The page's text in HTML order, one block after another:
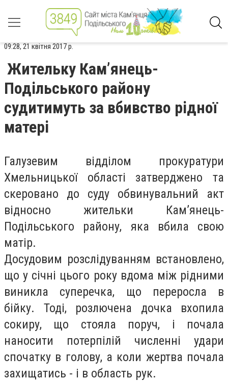
09:28, 21 квітня 2017 р.
Жительку Кам’янець-
Подільського району
судитимуть за вбивство рідної
матері
Галузевим відділом прокуратури
Хмельницької області затверджено та
скеровано до суду обвинувальний акт
відносно жительки Кам’янець-
Подільського району, яка вбила свою
матір.
Досудовим розслідуванням встановлено,
що у січні цього року вдома між рідними
виникла суперечка, що переросла в
бійку. Тоді, розлючена дочка вхопила
сокиру, що стояла поруч, і почала
наносити потерпілій численні удари
спочатку в голову, а коли жертва почала
захищатись - і в область рук.